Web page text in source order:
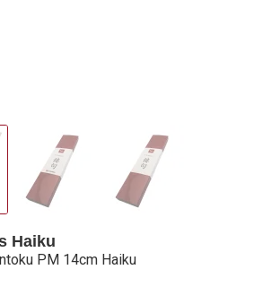
Haiku
PM 14cm Haiku